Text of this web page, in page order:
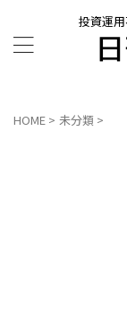
投資運
HOME > 未分類 >